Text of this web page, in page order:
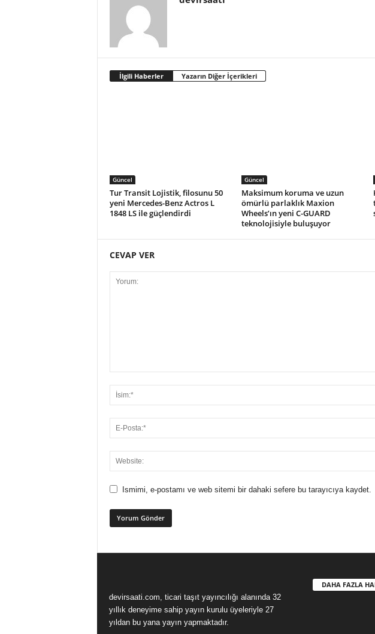
İlgili Haberler Yazarın Diğer İçerikleri
Güncel
Tur Transit Lojistik, filosunu 50
yeni Mercedes-Benz Actros L
1848 LS ile güçlendirdi
Güncel
Maksimum koruma ve uzun
ömürlü parlaklık Maxion
Wheels’ın yeni C-GUARD
teknolojisiyle buluşuyor
CEVAP VER
Ismimi, e-postamı ve web sitemi bir dahaki sefere bu tarayıcıya kaydet.
devirsaati.com, ticari taşıt yayıncılığı alanında 32
yıllık deneyime sahip yayın kurulu üyeleriyle 27
yıldan bu yana yayın yapmaktadır.
DAHA FAZLA